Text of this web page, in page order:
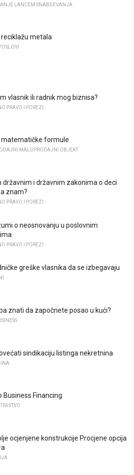
LANCEM SNABDEVANJA
reciklažu metala
vlasnik ili radnik mog biznisa?
PRAVO I POREZI
matematičke formule
MALOPRODAJNI OBJEKT
državnim i državnim zakonima o deci
znam?
PRAVO I POREZI
o neosnovanju u poslovnim
PRAVO I POREZI
greške vlasnika da se izbegavaju
znati da započnete posao u kući?
sindikaciju listinga nekretnina
Business Financing
ocjenjene konstrukcije Procjene opcija